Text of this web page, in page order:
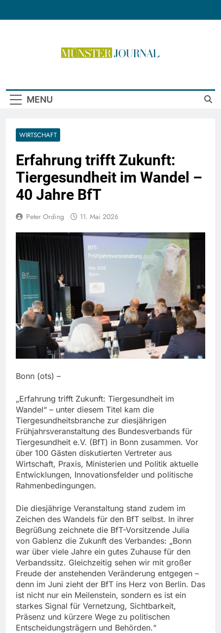
MENU
WIRTSCHAFT
Erfahrung trifft Zukunft:
Tiergesundheit im Wandel –
40 Jahre BfT
Peter Ording 11. Mai 2026
Bonn (ots) –
„Erfahrung trifft Zukunft: Tiergesundheit im
Wandel“ – unter diesem Titel kam die
Tiergesundheitsbranche zur diesjährigen
Frühjahrsveranstaltung des Bundesverbands für
Tiergesundheit e.V. (BfT) in Bonn zusammen. Vor
über 100 Gästen diskutierten Vertreter aus
Wirtschaft, Praxis, Ministerien und Politik aktuelle
Entwicklungen, Innovationsfelder und politische
Rahmenbedingungen.
Die diesjährige Veranstaltung stand zudem im
Zeichen des Wandels für den BfT selbst. In ihrer
Begrüßung zeichnete die BfT-Vorsitzende Julia
von Gablenz die Zukunft des Verbandes: „Bonn
war über viele Jahre ein gutes Zuhause für den
Verbandssitz. Gleichzeitig sehen wir mit großer
Freude der anstehenden Veränderung entgegen –
denn im Juni zieht der BfT ins Herz von Berlin. Das
ist nicht nur ein Meilenstein, sondern es ist ein
starkes Signal für Vernetzung, Sichtbarkeit,
Präsenz und kürzere Wege zu politischen
Entscheidungsträgern und Behörden.“